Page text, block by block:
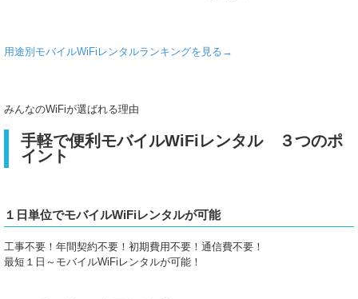
用途別モバイルWiFiレンタルランキングを見る→
みんなのWiFiが選ばれる理由
手軽で便利モバイルWiFiレンタル ３つのポ
イント
１日単位でモバイルWiFiレンタルが可能
工事不要！年間契約不要！初期費用不要！通信費不要！
最短１日～モバイルWiFiレンタルが可能！